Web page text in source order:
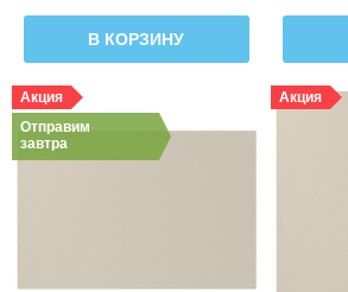
В КОРЗИНУ
Акция
Отправим
завтра
Акция